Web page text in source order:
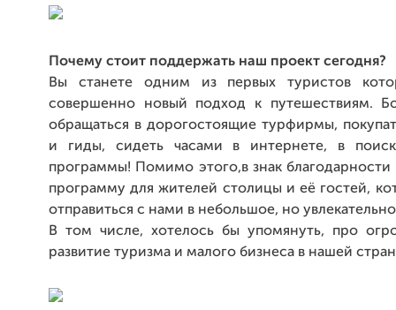
Почему стоит поддержать наш проект сегодня?
Вы станете одним из первых туристов
совершенно новый подход к путешествиям.
обращаться в дорогостоящие турфирмы,
и гиды, сидеть часами в интернете, в
программы! Помимо этого,в знак
программу для жителей столицы и её гостей,
отправиться с нами в небольшое, но
В том числе, хотелось бы упомянуть, про
развитие туризма и малого бизнеса в нашей